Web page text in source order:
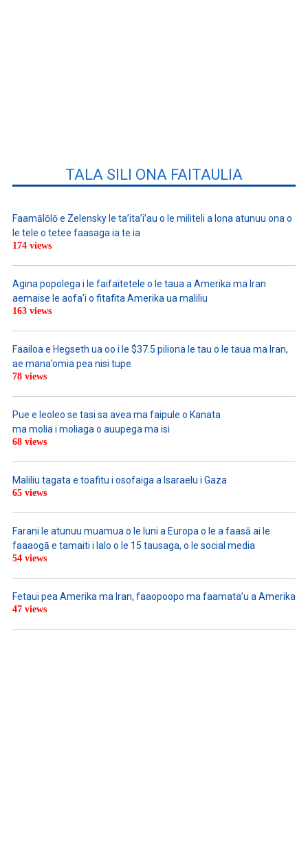
TALA SILI ONA FAITAULIA
Faamālōlō e Zelensky le ta’ita’i’au o le militeli a lona atunuu ona o
le tele o tetee faasaga ia te ia
174 views
Agina popolega i le faifaitetele o le taua a Amerika ma Iran
aemaise le aofa’i o fitafita Amerika ua maliliu
163 views
Faailoa e Hegseth ua oo i le $37.5 piliona le tau o le taua ma Iran,
ae mana’omia pea nisi tupe
78 views
Pue e leoleo se tasi sa avea ma faipule o Kanata
ma molia i moliaga o auupega ma isi
68 views
Maliliu tagata e toafitu i osofaiga a Isaraelu i Gaza
65 views
Farani le atunuu muamua o le Iuni a Europa o le a faasā ai le
faaaogā e tamaiti i lalo o le 15 tausaga, o le social media
54 views
Fetaui pea Amerika ma Iran, faaopoopo ma faamata’u a Amerika
47 views